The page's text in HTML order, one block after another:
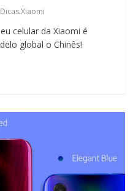
Dicas.Xiaomi
celular da Xiaomi é
global o Chinês!